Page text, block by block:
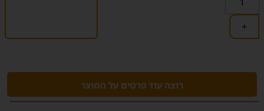
+
רוצה עוד פרטים על המוצר